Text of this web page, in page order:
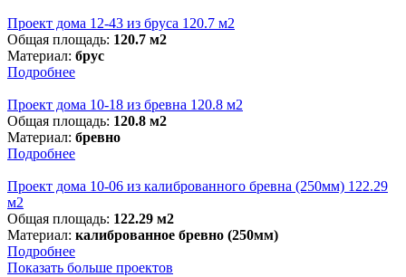
Проект дома 12-43 из бруса 120.7 м2
Общая площадь: 120.7 м2
Материал: брус
Подробнее
Проект дома 10-18 из бревна 120.8 м2
Общая площадь: 120.8 м2
Материал: бревно
Подробнее
Проект дома 10-06 из калиброванного бревна (250мм) 122.29
м2
Общая площадь: 122.29 м2
Материал: калиброванное бревно (250мм)
Подробнее
Показать больше проектов